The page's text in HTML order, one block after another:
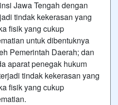
Jawa Tengah dengan
tindak kekerasan yang
fisik yang cukup
untuk dibentuknya
Pemerintah Daerah; dan
aparat penegak hukum
tindak kekerasan yang
fisik yang cukup